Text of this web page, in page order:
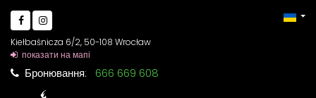
Kiełbaśnicza 6/2, 50-108 Wrocław
показати на мапі
Бронювання: 666 669 608